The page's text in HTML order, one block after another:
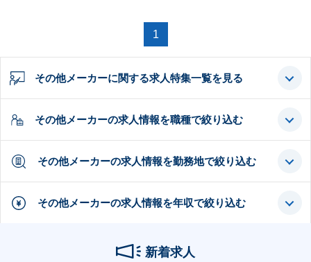
1
その他メーカーに関する求人特集一覧を見る
その他メーカーの求人情報を職種で絞り込む
その他メーカーの求人情報を勤務地で絞り込む
その他メーカーの求人情報を年収で絞り込む
新着求人